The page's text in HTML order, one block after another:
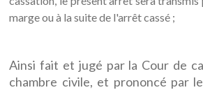
marge ou à la suite de l'arrêt cassé ;
Ainsi fait et jugé par la Cour de
chambre civile, et prononcé par